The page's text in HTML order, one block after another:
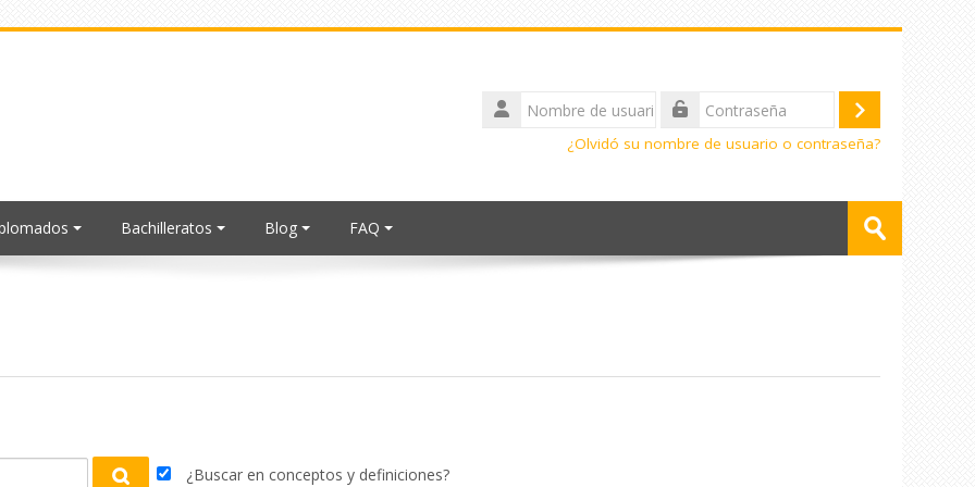
Nombre
de
Acceder
¿Olvidó su nombre de usuario o contraseña?
Bachilleratos Blog FAQ Enviar
¿Buscar en conceptos y definiciones?